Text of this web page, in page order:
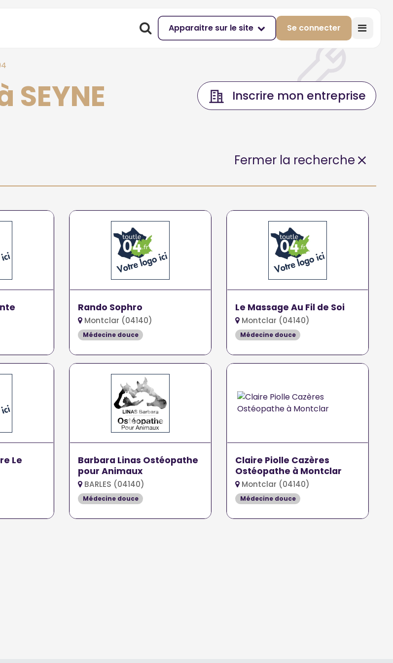
Apparaitre sur le site Se connecter
Inscrire mon entreprise
Fermer la recherche
Rando Sophro
Montclar (04140)
Médecine douce
Le Massage Au Fil de Soi
Montclar (04140)
Médecine douce
Le
Barbara Linas Ostéopathe
pour Animaux
BARLES (04140)
Médecine douce
Claire Piolle Cazères
Ostéopathe à Montclar
Montclar (04140)
Médecine douce